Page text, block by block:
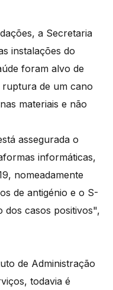
a Secretaria
instalações do
foram alvo de
de um cano
materiais e não
assegurada o
informáticas,
nomeadamente
de antigénio e o S-
dos casos positivos",
de Administração
todavia é